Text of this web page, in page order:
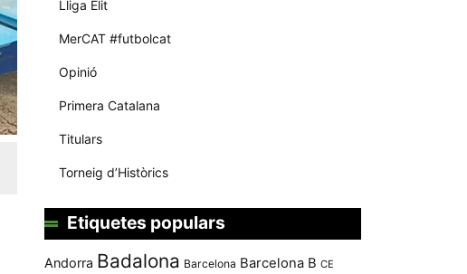
Lliga Elit
MerCAT #futbolcat
Opinió
Primera Catalana
Titulars
Torneig d’Històrics
Etiquetes populars
Andorra Badalona Barcelona Barcelona B CE